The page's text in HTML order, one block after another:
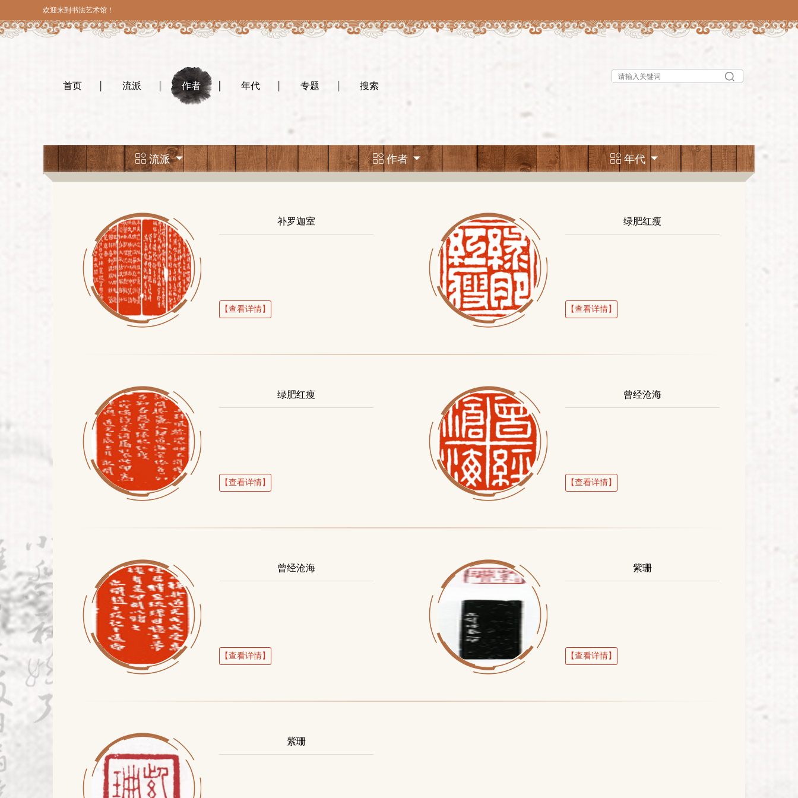
欢迎来到书法艺术馆！
首页 流派 作者 年代 专题 搜索
流派 作者 年代
补罗迦室
【查看详情】
绿肥红瘦
【查看详情】
绿肥红瘦
【查看详情】
曾经沧海
【查看详情】
曾经沧海
【查看详情】
紫珊
【查看详情】
紫珊